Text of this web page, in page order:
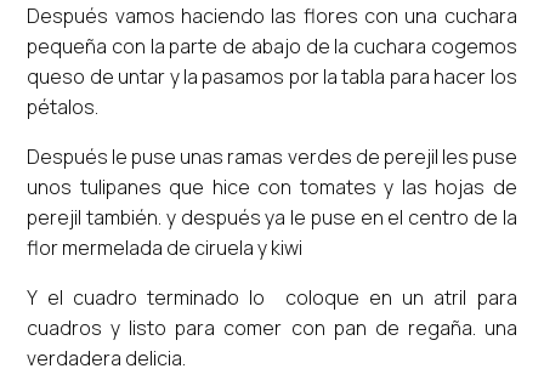
Después vamos haciendo las flores con una cuchara
pequeña con la parte de abajo de la cuchara cogemos
queso de untar y la pasamos por la tabla para hacer los
pétalos.
Después le puse unas ramas verdes de perejil les puse
unos tulipanes que hice con tomates y las hojas de
perejil también. y después ya le puse en el centro de la
flor mermelada de ciruela y kiwi
Y el cuadro terminado lo coloque en un atril para
cuadros y listo para comer con pan de regaña. una
verdadera delicia.